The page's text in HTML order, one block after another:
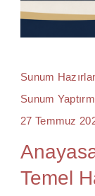
Sunum
Sunum
27 Temmuz
Temel